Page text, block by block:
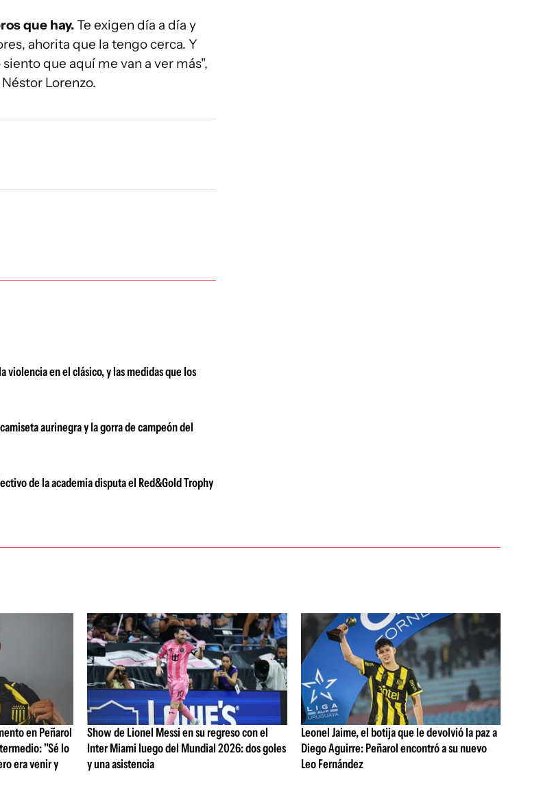
que hay.Te exigen día a día y
ahorita que la tengo cerca. Y
que aquí me van a ver más",
Lorenzo.
violencia en el clásico, y las medidas que los
aurinegra y la gorra de campeón del
de la academia disputa el Red&Gold Trophy
en Peñarol
"Sé lo
era venir y
Show de Lionel Messi en su regreso con el
Inter Miami luego del Mundial 2026: dos goles
y una asistencia
Leonel Jaime, el botija que le devolvió la paz a
Diego Aguirre: Peñarol encontró a su nuevo
Leo Fernández